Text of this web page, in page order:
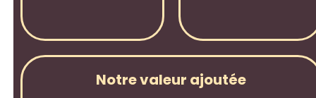
Notre valeur ajoutée